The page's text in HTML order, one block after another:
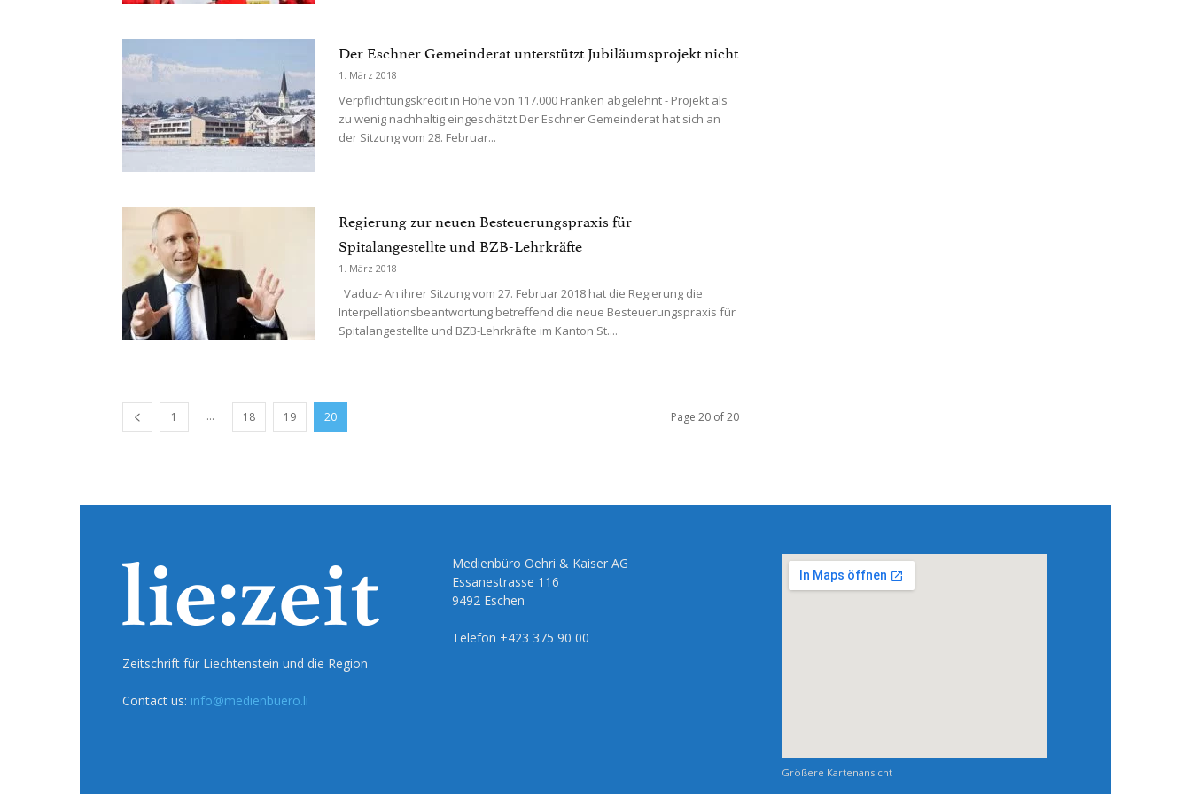
Der Eschner Gemeinderat unterstützt Jubiläumsprojekt nicht
1. März 2018
Verpflichtungskredit in Höhe von 117.000 Franken abgelehnt - Projekt als
zu wenig nachhaltig eingeschätzt Der Eschner Gemeinderat hat sich an
der Sitzung vom 28. Februar...
Regierung zur neuen Besteuerungspraxis für
Spitalangestellte und BZB-Lehrkräfte
1. März 2018
Vaduz- An ihrer Sitzung vom 27. Februar 2018 hat die Regierung die
Interpellationsbeantwortung betreffend die neue Besteuerungspraxis für
Spitalangestellte und BZB-Lehrkräfte im Kanton St....
1 ... 18 19 20 Page 20 of 20
Zeitschrift für Liechtenstein und die Region
Contact us: info@medienbuero.li
Medienbüro Oehri & Kaiser AG
Essanestrasse 116
9492 Eschen
Telefon +423 375 90 00
Größere Kartenansicht